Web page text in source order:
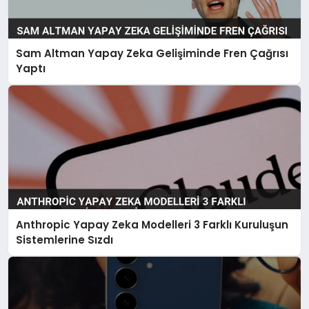
Sam Altman Yapay Zeka Gelişiminde Fren Çağrısı
Yaptı
Anthropic Yapay Zeka Modelleri 3 Farklı Kuruluşun
Sistemlerine Sızdı